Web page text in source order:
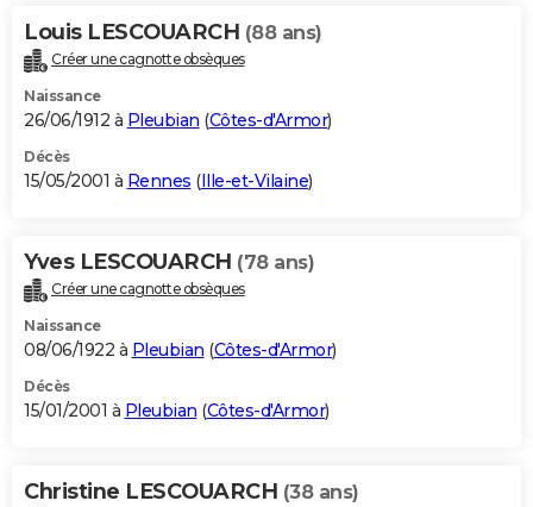
Louis LESCOUARCH (88 ans)
Créer une cagnotte obsèques
Naissance
26/06/1912 à Pleubian (Côtes-d'Armor)
Décès
15/05/2001 à Rennes (Ille-et-Vilaine)
Yves LESCOUARCH (78 ans)
Créer une cagnotte obsèques
Naissance
08/06/1922 à Pleubian (Côtes-d'Armor)
Décès
15/01/2001 à Pleubian (Côtes-d'Armor)
Christine LESCOUARCH (38 ans)